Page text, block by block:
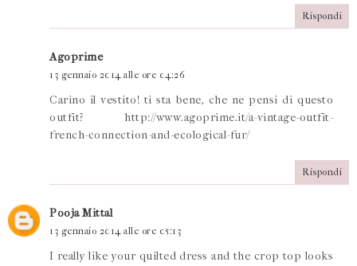
Rispondi
Agoprime
13 gennaio 2014 alle ore 04:26
Carino il vestito! ti sta bene, che ne pensi di questo
outfit? http://www.agoprime.it/a-vintage-outfit-
french-connection-and-ecological-fur/
Rispondi
Pooja Mittal
13 gennaio 2014 alle ore 05:13
I really like your quilted dress and the crop top looks